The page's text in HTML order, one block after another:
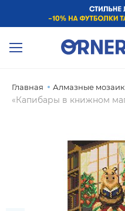
Главная Алмазные
«Капибары в книжном